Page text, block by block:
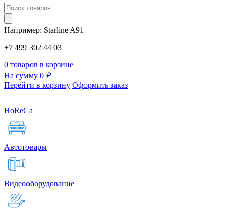
Например: Starline A91
+7 499 302 44 03
0 товаров в корзине
На сумму 0 ₽
Перейти в корзину Оформить заказ
HoReCa
Автотовары
Видеооборудование